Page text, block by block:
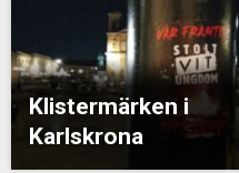
Klistermärken i
Karlskrona